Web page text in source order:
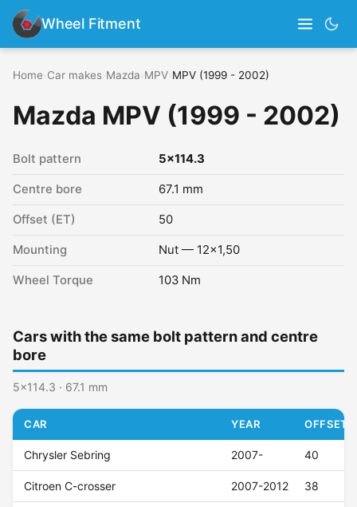
Wheel Fitment
Home Car makes Mazda MPV MPV (1999 - 2002)
Mazda MPV (1999 - 2002)
Bolt pattern 5x114.3
Centre bore 67.1 mm
Offset (ET) 50
Mounting Nut — 12x1,50
Wheel Torque 103 Nm
Cars with the same bolt pattern and centre
bore
5x114.3 · 67.1 mm
CAR YEAR OFFSET
Chrysler Sebring 2007- 40
Citroen C-crosser 2007-2012 38